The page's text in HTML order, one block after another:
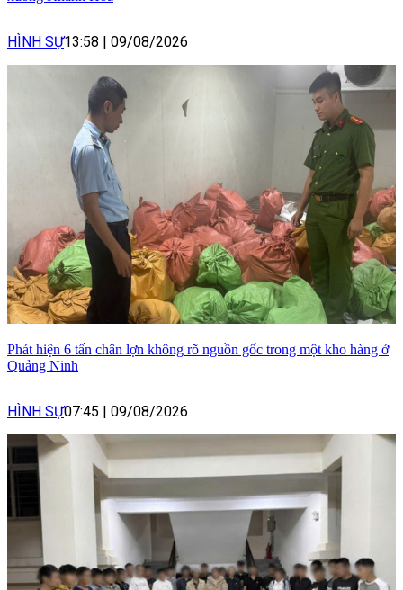
HÌNH SỰ13:58 09/08/2026
Phát hiện 6 tấn chân lợn không rõ nguồn gốc trong một kho hàng ở
Quảng Ninh
HÌNH SỰ07:45 09/08/2026